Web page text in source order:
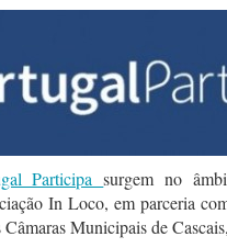
Participasurgem no
In Loco, em parceria
Municipais de